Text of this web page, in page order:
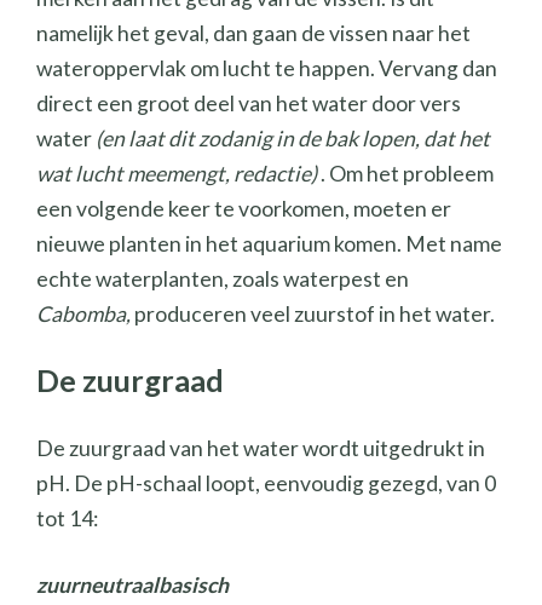
namelijk het geval, dan gaan de vissen naar het
wateroppervlak om lucht te happen. Vervang dan
direct een groot deel van het water door vers
water (en laat dit zodanig in de bak lopen, dat het
wat lucht meemengt, redactie). Om het probleem
een volgende keer te voorkomen, moeten er
nieuwe planten in het aquarium komen. Met name
echte waterplanten, zoals waterpest en
Cabomba,produceren veel zuurstof in het water.
De zuurgraad
De zuurgraad van het water wordt uitgedrukt in
pH. De pH-schaal loopt, eenvoudig gezegd, van 0
tot 14:
zuurneutraalbasisch